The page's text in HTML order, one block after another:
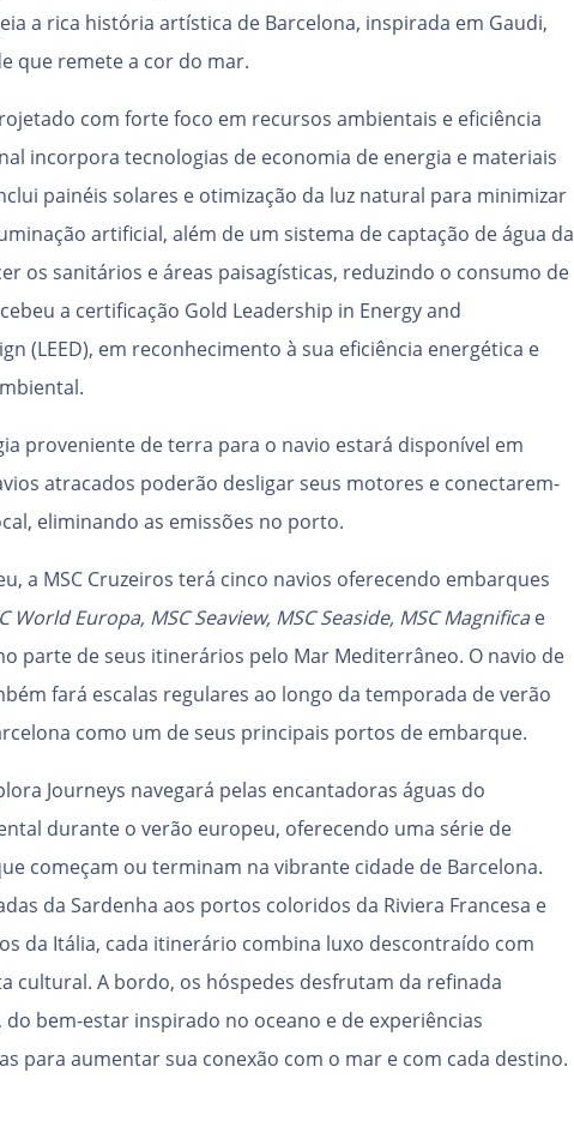
a rica história artística de Barcelona, inspirada em Gaudi,
que remete a cor do mar.
com forte foco em recursos ambientais e eficiência
incorpora tecnologias de economia de energia e materiais
painéis solares e otimização da luz natural para minimizar
artificial, além de um sistema de captação de água da
os sanitários e áreas paisagísticas, reduzindo o consumo de
a certificação Gold Leadership in Energy and
(LEED), em reconhecimento à sua eficiência energética e
proveniente de terra para o navio estará disponível em
atracados poderão desligar seus motores e conectarem-
eliminando as emissões no porto.
a MSC Cruzeiros terá cinco navios oferecendo embarques
World Europa, MSC Seaview, MSC Seaside, MSC Magnificae
parte de seus itinerários pelo Mar Mediterrâneo. O navio de
fará escalas regulares ao longo da temporada de verão
como um de seus principais portos de embarque.
Journeys navegará pelas encantadoras águas do
durante o verão europeu, oferecendo uma série de
começam ou terminam na vibrante cidade de Barcelona.
da Sardenha aos portos coloridos da Riviera Francesa e
da Itália, cada itinerário combina luxo descontraído com
cultural. A bordo, os hóspedes desfrutam da refinada
do bem-estar inspirado no oceano e de experiências
para aumentar sua conexão com o mar e com cada destino.